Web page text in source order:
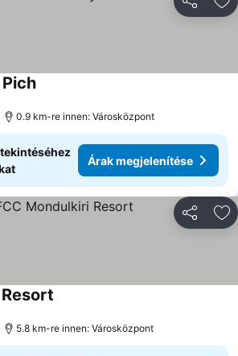
0.9 km-re innen: Városközpont
Árak megjelenítése
5.8 km-re innen: Városközpont